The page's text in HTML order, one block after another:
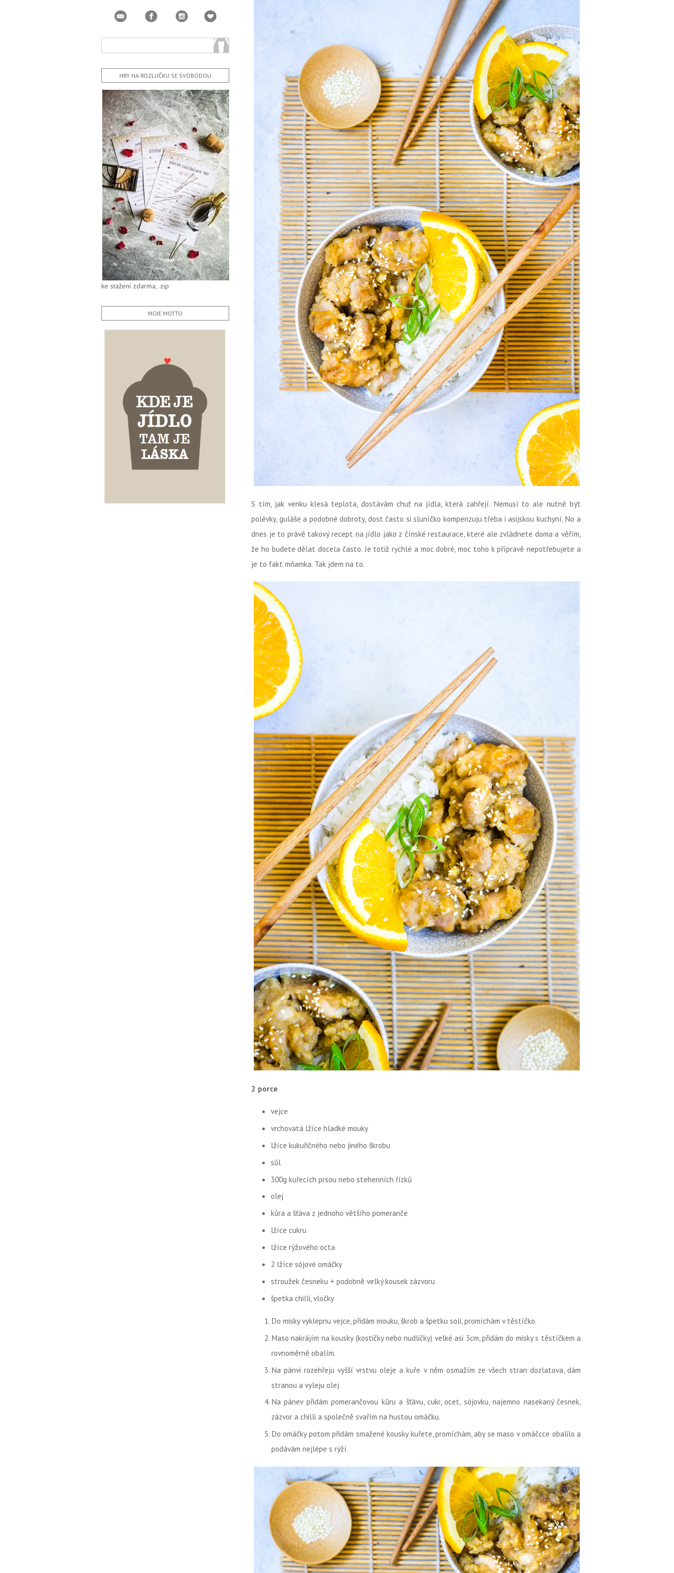
S tím, jak venku klesá teplota, dostávám chuť na jídla, která zahřejí. Nemusí to ale nutně být
polévky, guláše a podobné dobroty, dost často si sluníčko kompenzuju třeba i asijskou kuchyní. No a
dnes je to právě takový recept na jídlo jako z čínské restaurace, které ale zvládnete doma a věřím,
že ho budete dělat docela často. Je totiž rychlé a moc dobré, moc toho k přípravě nepotřebujete a
je to fakt mňamka. Tak jdem na to.
2 porce
vejce
vrchovatá lžíce hladké mouky
lžíce kukuřičného nebo jiného škrobu
sůl
300g kuřecích prsou nebo stehenních řízků
olej
kůra a šťáva z jednoho většího pomeranče
lžíce cukru
lžíce rýžového octa
2 lžíce sójové omáčky
stroužek česneku + podobně velký kousek zázvoru
špetka chilli, vločky
Do misky vyklepnu vejce, přidám mouku, škrob a špetku soli, promíchám v těstíčko.
Maso nakrájím na kousky (kostičky nebo nudličky) velké asi 3cm, přidám do misky s těstíčkem a
rovnoměrně obalím.
Na pánvi rozehřeju vyšší vrstvu oleje a kuře v něm osmažím ze všech stran dozlatova, dám
stranou a vyleju olej.
Na pánev přidám pomerančovou kůru a šťávu, cukr, ocet, sójovku, najemno nasekaný česnek,
zázvor a chilli a společně svařím na hustou omáčku.
Do omáčky potom přidám smažené kousky kuřete, promíchám, aby se maso v omáčcce obalilo a
podávám nejlépe s rýží.
HRY NA ROZLUČKU SE SVOBODOU
ke stažení zdarma, .zip
MOJE MOTTO